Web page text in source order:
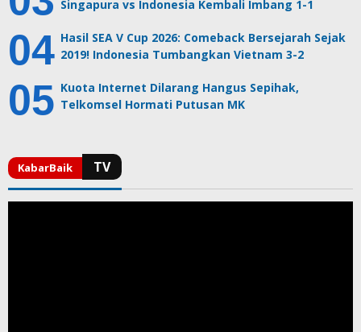
Singapura vs Indonesia Kembali Imbang 1-1
Hasil SEA V Cup 2026: Comeback Bersejarah Sejak
2019! Indonesia Tumbangkan Vietnam 3-2
Kuota Internet Dilarang Hangus Sepihak,
Telkomsel Hormati Putusan MK